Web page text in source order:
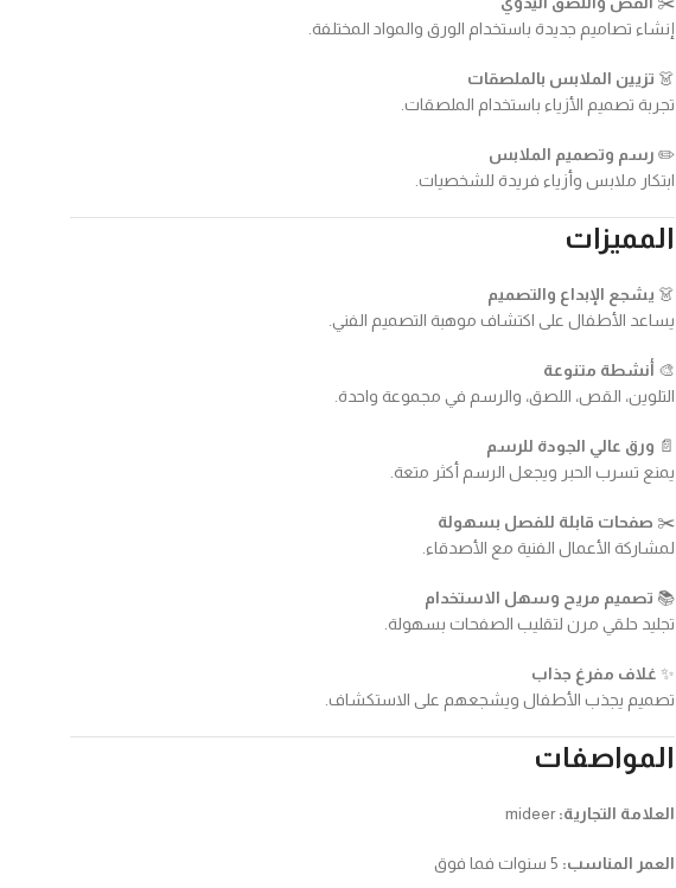
إنشاء تصاميم جديدة باستخدام الورق والمواد المختلفة.
👗 تزيين الملابس بالملصقات
تجربة تصميم الأزياء باستخدام الملصقات.
✏️ رسم وتصميم الملابس
ابتكار ملابس وأزياء فريدة للشخصيات.
المميزات
👗 يشجع الإبداع والتصميم
يساعد الأطفال على اكتشاف موهبة التصميم الفني.
🎨 أنشطة متنوعة
التلوين، القص، اللصق، والرسم في مجموعة واحدة.
📄 ورق عالي الجودة للرسم
يمنع تسرب الحبر ويجعل الرسم أكثر متعة.
✂️ صفحات قابلة للفصل بسهولة
لمشاركة الأعمال الفنية مع الأصدقاء.
📚 تصميم مريح وسهل الاستخدام
تجليد حلقي مرن لتقليب الصفحات بسهولة.
✨ غلاف مفرغ جذاب
تصميم يجذب الأطفال ويشجعهم على الاستكشاف.
المواصفات
العلامة التجارية:mideer
العمر المناسب: